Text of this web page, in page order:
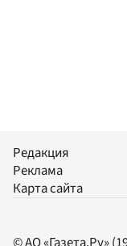
Редакция
Реклама
Карта сайта